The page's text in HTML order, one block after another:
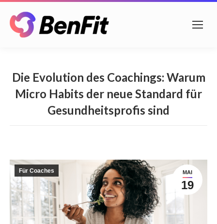
Die Evolution des Coachings: Warum
Micro Habits der neue Standard für
Gesundheitsprofis sind
MAI
19
Für Coaches